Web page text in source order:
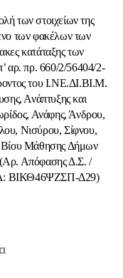
των στοιχείων της
των φακέλων των
κατάταξης των
αρ. πρ. 660/2/56404/2-
του Ι.ΝΕ.ΔΙ.ΒΙ.Μ.
Ανάπτυξης και
Ανάφης, Άνδρου,
Νισύρου, Σίφνου,
Βίου Μάθησης Δήμων
(Αρ. Απόφασης Δ.Σ. /
ΒΙΚΘ46ΨΖΣΠ-Δ29)